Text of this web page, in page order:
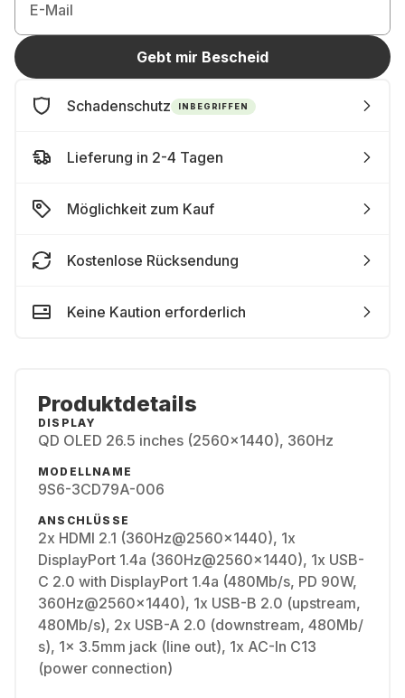
E-Mail
Gebt mir Bescheid
Schadenschutz INBEGRIFFEN
Lieferung in 2-4 Tagen
Möglichkeit zum Kauf
Kostenlose Rücksendung
Keine Kaution erforderlich
Produktdetails
DISPLAY
QD OLED 26.5 inches (2560x1440), 360Hz
MODELLNAME
9S6-3CD79A-006
ANSCHLÜSSE
2x HDMI 2.1 (360Hz@2560x1440), 1x
DisplayPort 1.4a (360Hz@2560x1440), 1x USB-
C 2.0 with DisplayPort 1.4a (480Mb/​s, PD 90W,
360Hz@2560x1440), 1x USB-B 2.0 (upstream,
480Mb/​s), 2x USB-A 2.0 (downstream, 480Mb/​
s), 1x 3.5mm jack (line out), 1x AC-In C13
(power connection)